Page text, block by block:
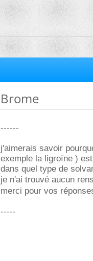
Brome
------
j'aimerais savoir
exemple la ligroïne )
dans quel type de
je n'ai trouvé aucun
merci pour vos
-----